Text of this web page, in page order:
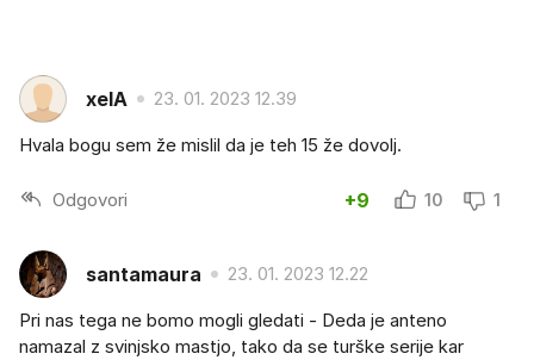
xelA 23. 01. 2023 12.39
Hvala bogu sem že mislil da je teh 15 že dovolj.
Odgovori +9 10 1
santamaura 23. 01. 2023 12.22
Pri nas tega ne bomo mogli gledati - Deda je anteno
namazal z svinjsko mastjo, tako da se turške serije kar